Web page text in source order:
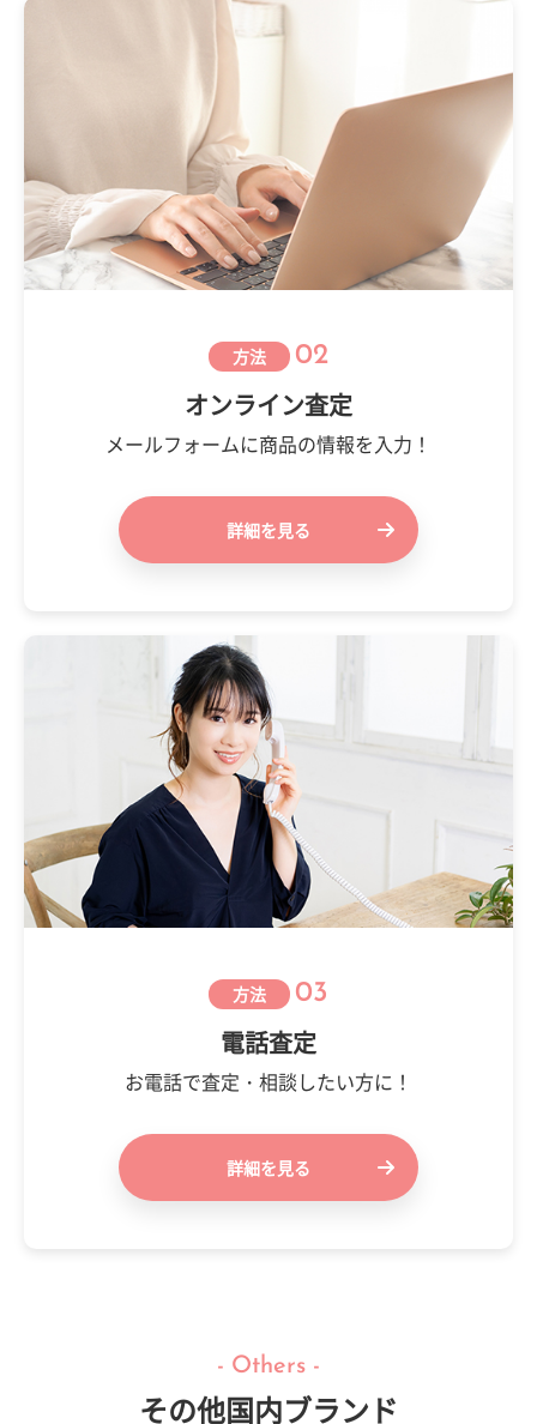
方法 02
オンライン査定
メールフォームに商品の情報を入力！
詳細を見る
方法 03
電話査定
お電話で査定・相談したい方に！
詳細を見る
- Others -
その他国内ブランド